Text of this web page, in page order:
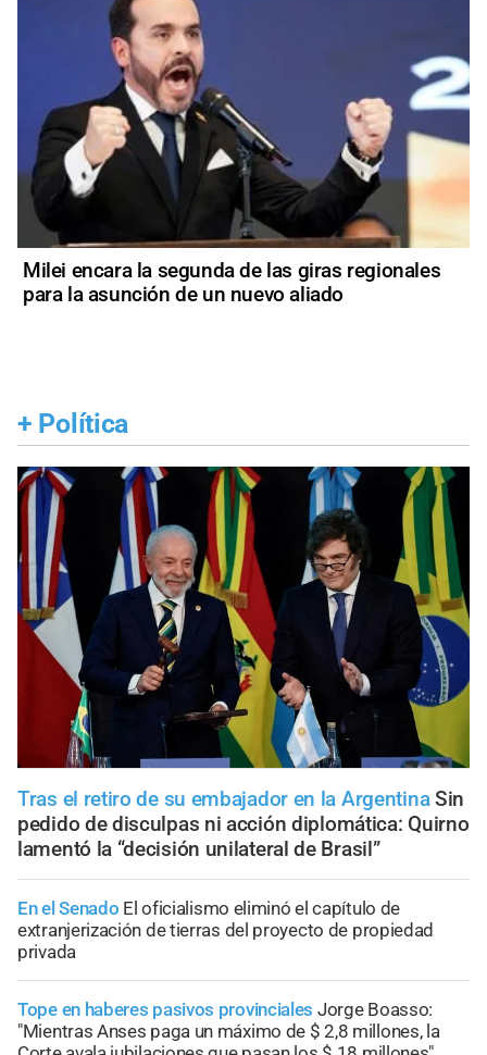
Milei encara la segunda de las giras regionales
para la asunción de un nuevo aliado
+ Política
Tras el retiro de su embajador en la Argentina Sin
pedido de disculpas ni acción diplomática: Quirno
lamentó la “decisión unilateral de Brasil”
En el Senado El oficialismo eliminó el capítulo de
extranjerización de tierras del proyecto de propiedad
privada
Tope en haberes pasivos provinciales Jorge Boasso:
"Mientras Anses paga un máximo de $ 2,8 millones, la